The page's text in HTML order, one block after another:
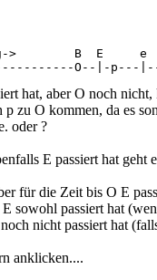
>        B  E     e
O--|-p---
hat, aber O noch nicht,
zu O kommen, da es
oder ?
E passiert hat geht
für die Zeit bis O E
E sowohl passiert hat
nicht passiert hat
anklicken....